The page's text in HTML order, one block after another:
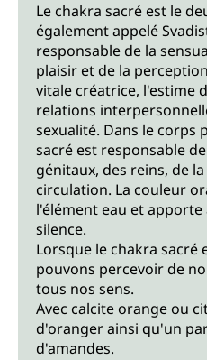
Le chakra sacré est le
également appelé
responsable de la
plaisir et de la
vitale créatrice, l'estime
relations
sexualité. Dans le corps
sacré est responsable
génitaux, des reins, de
circulation. La couleur
l'élément eau et
silence.
Lorsque le chakra sacré
pouvons percevoir de
tous nos sens.
Avec calcite orange ou
d'oranger ainsi qu'un
d'amandes.